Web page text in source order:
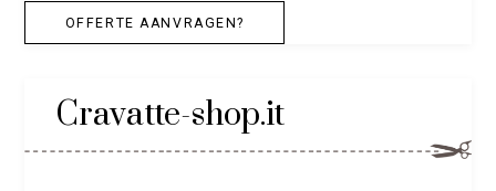
OFFERTE AANVRAGEN?
Cravatte-shop.it